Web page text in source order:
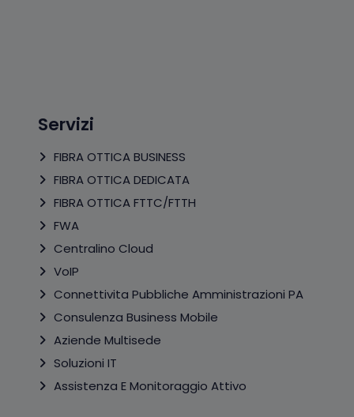
Servizi
FIBRA OTTICA BUSINESS
FIBRA OTTICA DEDICATA
FIBRA OTTICA FTTC/FTTH
FWA
Centralino Cloud
VoIP
Connettivita Pubbliche Amministrazioni PA
Consulenza Business Mobile
Aziende Multisede
Soluzioni IT
Assistenza E Monitoraggio Attivo